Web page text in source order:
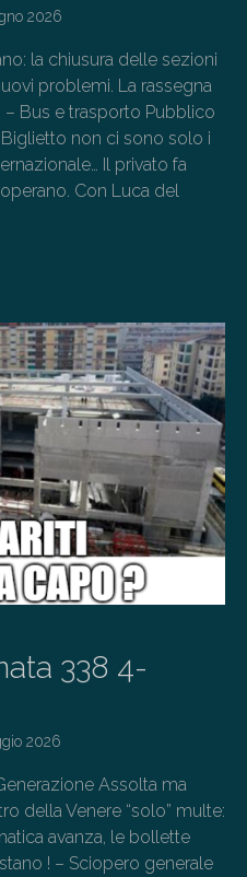
2026
la chiusura delle sezioni
problemi. La rassegna
Bus e trasporto Pubblico
non ci sono solo i
Il privato fa
Con Luca del
338 4-
2026
Assolta ma
della Venere “solo” multe:
avanza, le bollette
! – Sciopero generale